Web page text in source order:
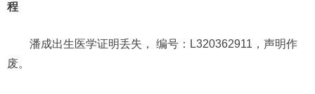
程
潘成出生医学证明丢失， 编号：L320362911，声明作
废。